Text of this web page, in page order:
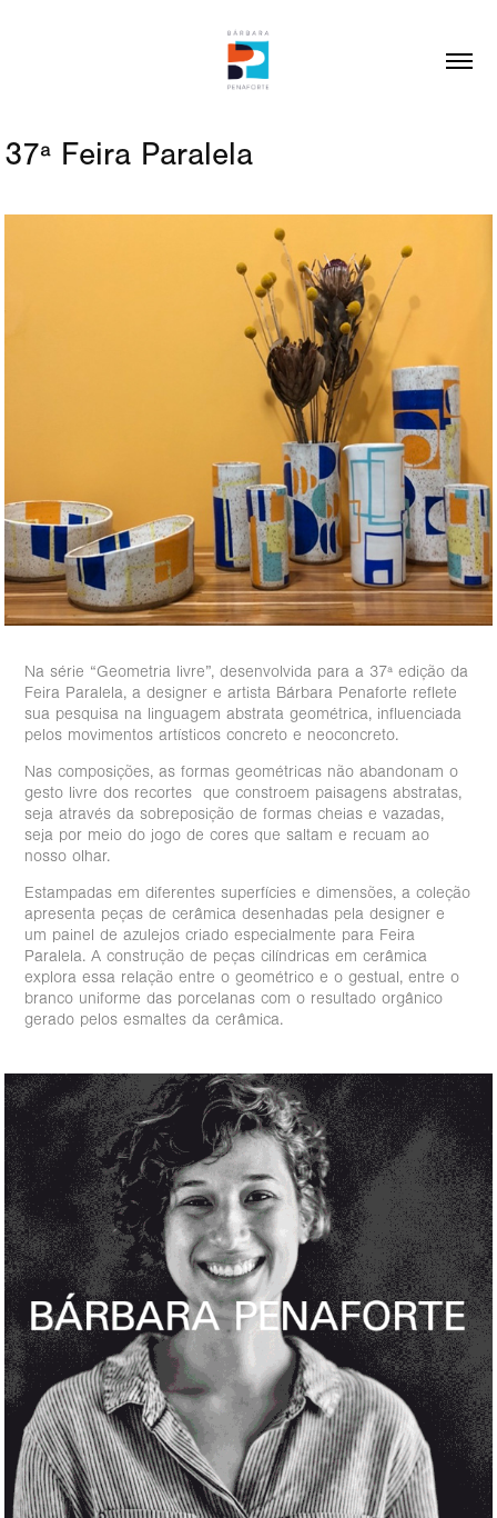
37ª Feira Paralela
Na série “Geometria livre”, desenvolvida para a 37ª edição da
Feira Paralela, a designer e artista Bárbara Penaforte reflete
sua pesquisa na linguagem abstrata geométrica, influenciada
pelos movimentos artísticos concreto e neoconcreto.
Nas composições, as formas geométricas não abandonam o
gesto livre dos recortes que constroem paisagens abstratas,
seja através da sobreposição de formas cheias e vazadas,
seja por meio do jogo de cores que saltam e recuam ao
nosso olhar.
Estampadas em diferentes superfícies e dimensões, a coleção
apresenta peças de cerâmica desenhadas pela designer e
um painel de azulejos criado especialmente para Feira
Paralela. A construção de peças cilíndricas em cerâmica
explora essa relação entre o geométrico e o gestual, entre o
branco uniforme das porcelanas com o resultado orgânico
gerado pelos esmaltes da cerâmica.